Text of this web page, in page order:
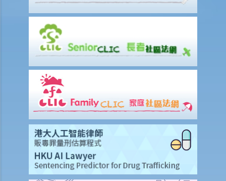
假，我應何時向他發放終止合約款項?
D. 假日 / 年假 / 病假 / 產假以及有關的工資繳付
1. 僱員於休息日期間應否享有薪酬？
2. 老闆指令我在星期日（慣常之休息日）工作。我可否拒絕他的指令？
3. 我在某日要「候召」，該日算不算是休息日？
4. 我每週從星期一到星期五工作， 星期六和星期日休息。如果法定假期
恰巧是星期六，僱主是否應該給另一天替代假期？
5. 僱員可以自願在休息日工作嗎？
6. 僱員於法定假期期間應否受薪？
7. 我可否以支付補貼工資之形式指令我的員工在法定假期期間工作？
8. 法定的年假和合約給予的年假有什麼分別？
9. 假期年、共同假期年、按比例計算的年假是什麼？
10. 何時可以放年假？